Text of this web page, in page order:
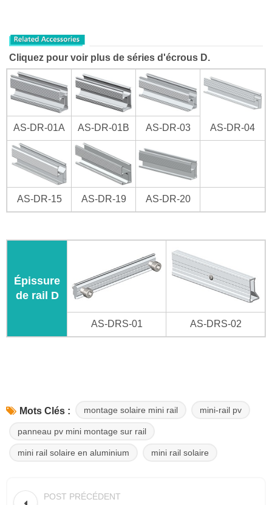
Cliquez pour voir plus de séries d'écrous D.
AS-DR-01A AS-DR-01B AS-DR-03 AS-DR-04
AS-DR-15 AS-DR-19 AS-DR-20
Épissure
de rail D
AS-DRS-01 AS-DRS-02
Mots Clés : montage solaire mini rail mini-rail pv
panneau pv mini montage sur rail
mini rail solaire en aluminium mini rail solaire
POST PRÉCÉDENT